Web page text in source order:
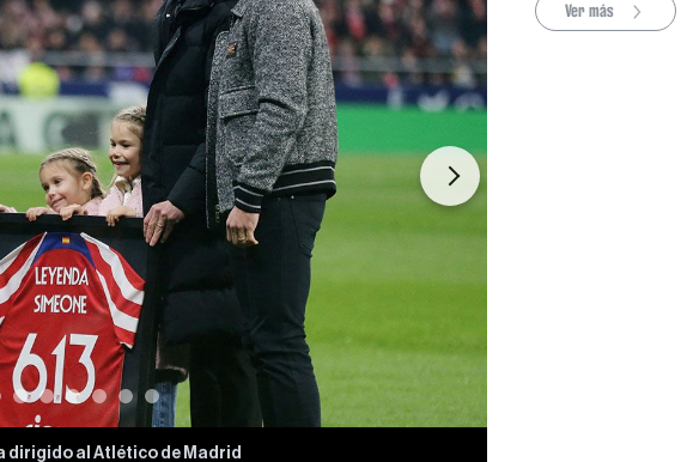
Next
dirigido al Atlético de Madrid
Ver más